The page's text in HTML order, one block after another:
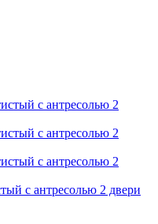
с антресолью 2 двери